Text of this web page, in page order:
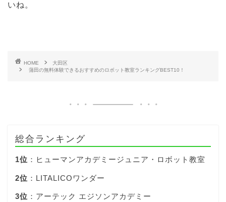
いね。
HOME
大田区
蒲田の無料体験できるおすすめのロボット教室ランキングBEST10！
総合ランキング
1位 ：ヒューマンアカデミージュニア・ロボット教室
2位 ：LITALICOワンダー
3位 ：アーテック エジソンアカデミー